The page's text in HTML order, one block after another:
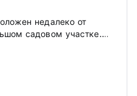
недалеко от
садовом участке.
и комфортное
хостеле.